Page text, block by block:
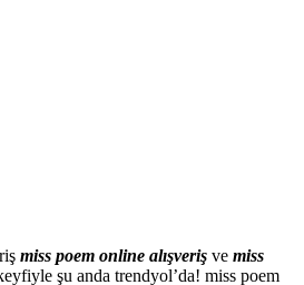
miss poem online alışveriş ve miss
şu anda trendyol’da! miss poem